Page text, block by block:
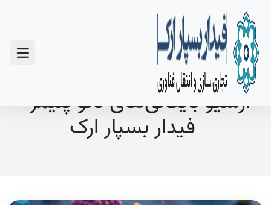
آرشیو بایگانی‌های نانو پلیمر -
فیدار بسپار ارک